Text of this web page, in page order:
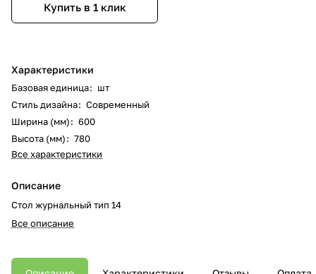
Купить в 1 клик
Характеристики
Базовая единица: шт
Стиль дизайна: Современный
Ширина (мм): 600
Высота (мм): 780
Все характеристики
Описание
Стол журнальный тип 14
Все описание